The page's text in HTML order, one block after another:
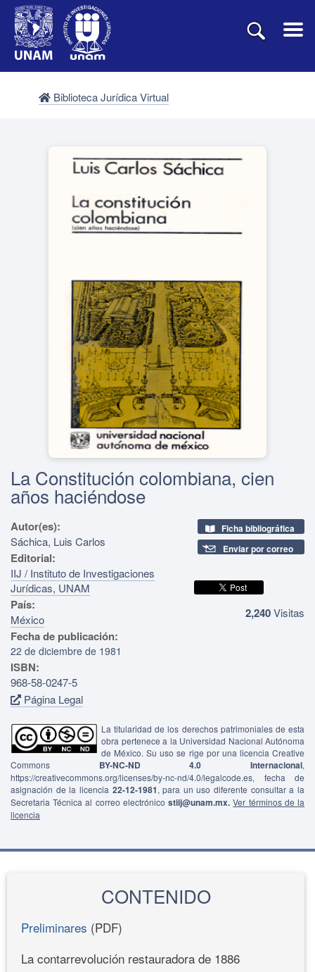
Biblioteca Jurídica Virtual
La Constitución colombiana, cien
años haciéndose
Autor(es):
Sáchica, Luis Carlos
Editorial:
IIJ / Instituto de Investigaciones
Jurídicas, UNAM
País:
México
Fecha de publicación:
22 de diciembre de 1981
ISBN:
968-58-0247-5
Página Legal
Ficha bibliográfica
Enviar por correo
2,240Visitas
La titularidad de los derechos patrimoniales de esta
obra pertenece a la Universidad Nacional Autónoma
de México. Su uso se rige por una licencia Creative
Commons BY-NC-ND 4.0 Internacional,
https://creativecommons.org/licenses/by-nc-nd/4.0/legalcode.es, fecha de
asignación de la licencia 22-12-1981, para un uso diferente consultar a la
Secretaria Técnica al correo electrónicostiij@unam.mx. Ver términos de la
licencia
CONTENIDO
Preliminares (PDF)
La contarrevolución restauradora de 1886